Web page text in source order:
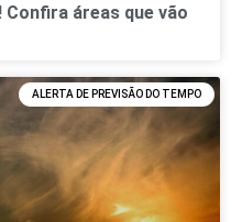
Confira áreas que vão
ALERTA DE PREVISÃO DO TEMPO